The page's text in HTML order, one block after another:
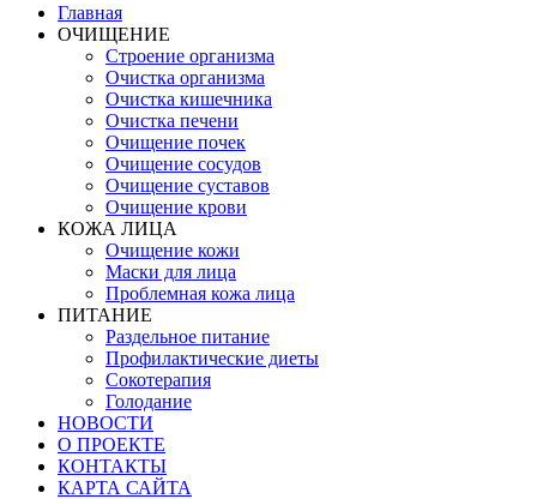
Главная
ОЧИЩЕНИЕ
Строение организма
Очистка организма
Очистка кишечника
Очистка печени
Очищение почек
Очищение сосудов
Очищение суставов
Очищение крови
КОЖА ЛИЦА
Очищение кожи
Маски для лица
Проблемная кожа лица
ПИТАНИЕ
Раздельное питание
Профилактические диеты
Сокотерапия
Голодание
НОВОСТИ
О ПРОЕКТЕ
КОНТАКТЫ
КАРТА САЙТА